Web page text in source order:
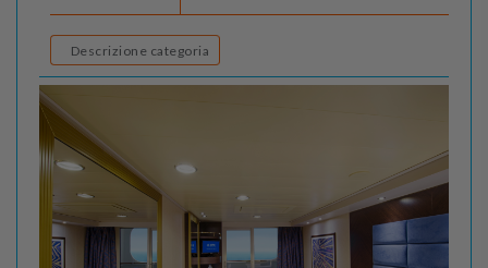
Descrizione categoria